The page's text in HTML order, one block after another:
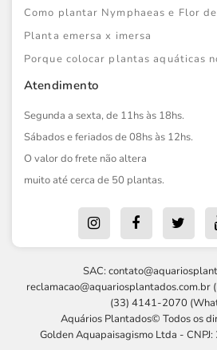
Como plantar Nymphaeas e Flor
Planta emersa x imersa
Porque colocar plantas aquáticas
Atendimento
Segunda a sexta, de 11hs às 18hs.
Sábados e feriados de 08hs às 12hs.
O valor do frete não altera
muito até cerca de 50 plantas.
SAC:
reclamacao@aquariosplantados.com.br
(33) 4141-2070
Aquários Plantados© Todos os
Golden Aquapaisagismo Ltda -